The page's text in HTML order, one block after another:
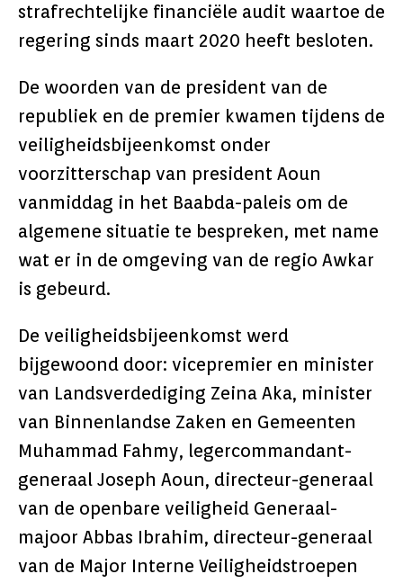
strafrechtelijke financiële audit waartoe de
regering sinds maart 2020 heeft besloten.
De woorden van de president van de
republiek en de premier kwamen tijdens de
veiligheidsbijeenkomst onder
voorzitterschap van president Aoun
vanmiddag in het Baabda-paleis om de
algemene situatie te bespreken, met name
wat er in de omgeving van de regio Awkar
is gebeurd.
De veiligheidsbijeenkomst werd
bijgewoond door: vicepremier en minister
van Landsverdediging Zeina Aka, minister
van Binnenlandse Zaken en Gemeenten
Muhammad Fahmy, legercommandant-
generaal Joseph Aoun, directeur-generaal
van de openbare veiligheid Generaal-
majoor Abbas Ibrahim, directeur-generaal
van de Major Interne Veiligheidstroepen